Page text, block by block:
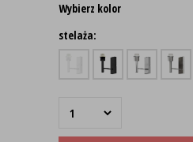
Wybierz kolor
stelaża: